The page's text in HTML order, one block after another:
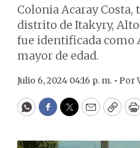
Colonia Acaray Costa,
distrito de Itakyry,
fue identificada como
mayor de edad.
Julio 6, 2024 04:16 p. m. • Por
WhatsApp
Facebook
Twitter
EmailCopy